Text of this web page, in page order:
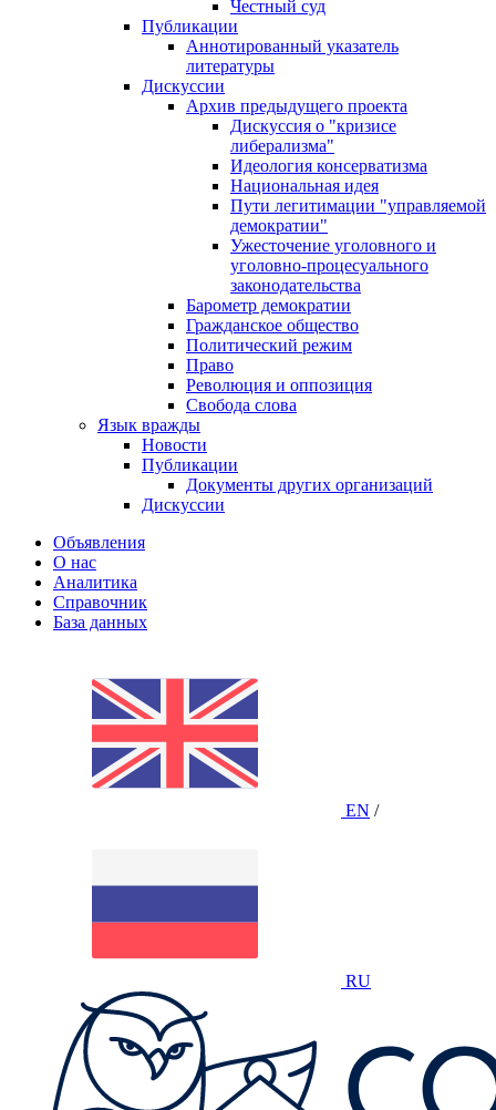
Честный суд
Публикации
Аннотированный указатель
литературы
Дискуссии
Архив предыдущего проекта
Дискуссия о "кризисе
либерализма"
Идеология консерватизма
Национальная идея
Пути легитимации "управляемой
демократии"
Ужесточение уголовного и
уголовно-процесуального
законодательства
Барометр демократии
Гражданское общество
Политический режим
Право
Революция и оппозиция
Свобода слова
Язык вражды
Новости
Публикации
Документы других организаций
Дискуссии
Объявления
О нас
Аналитика
Справочник
База данных
EN /
RU